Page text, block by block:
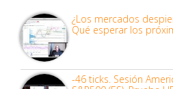
¿Los mercados
Qué esperar los
-46 ticks. Sesión